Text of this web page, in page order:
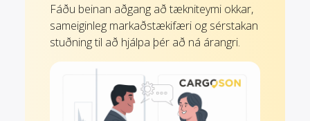
Fáðu beinan aðgang að tækniteymi okkar,
sameiginleg markaðstækifæri og sérstakan
stuðning til að hjálpa þér að ná árangri.